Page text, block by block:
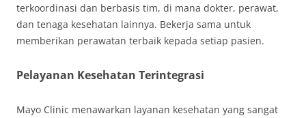
terkoordinasi dan berbasis tim, di mana dokter, perawat,
dan tenaga kesehatan lainnya. Bekerja sama untuk
memberikan perawatan terbaik kepada setiap pasien.
Pelayanan Kesehatan Terintegrasi
Mayo Clinic menawarkan layanan kesehatan yang sangat